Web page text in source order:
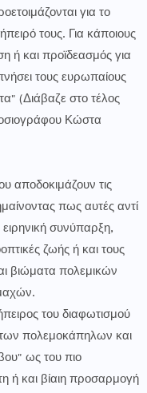
για το
τους. Για κάποιους
ή και προϊδεασμός για
τους ευρωπαίους
(Διάβαζε στο τέλος
Κώστα
αποδοκιμάζουν τις
πως αυτές αντί
συνύπαρξη,
ζωής ή και τους
βιώματα πολεμικών
του διαφωτισμού
των πολεμοκάπηλων και
ως του πιο
ή και βίαιη προσαρμογή